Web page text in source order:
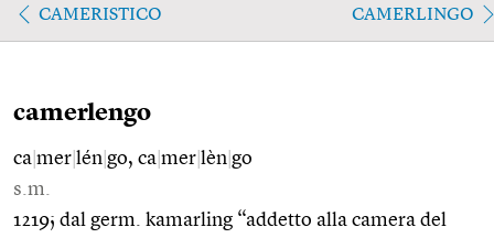
CAMERISTICO CAMERLINGO
camerlengo
ca mer lén go, ca mer lèn go
s.m.
1219; dal germ. kamarling “addetto alla camera del